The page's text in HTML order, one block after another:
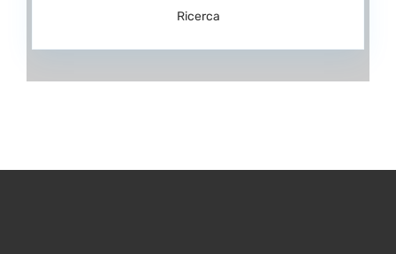
Ricerca